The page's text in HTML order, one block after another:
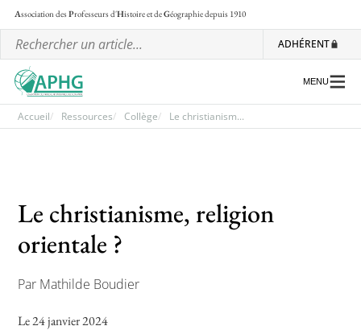
Association desProfesseurs d'Histoire et deGéographiedepuis 1910
ADHÉRENT
Les ateliers nationaux
Communiqués et motions
Lettre d’information de l’APHG
MENU
Accueil Ressources Collège Le christianism...
Le christianisme, religion
orientale ?
Par Mathilde Boudier
Le 24 janvier 2024